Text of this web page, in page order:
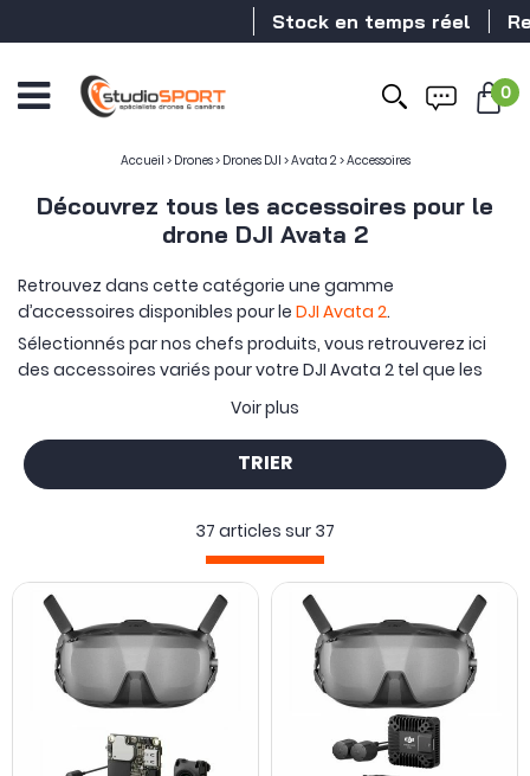
Stock en temps réel
0
Accueil > Drones> Drones DJI >Avata 2>Accessoires
Découvrez tous les accessoires pour le
drone DJI Avata 2
Retrouvez dans cette catégorie une gamme
d’accessoires disponibles pour le DJI Avata 2.
Sélectionnés par nos chefs produits, vous retrouverez ici
des accessoires variés pour votre DJI Avata 2 tel que les
, des accessoires divers et variés ou
encore des pistes de décollage/atterrissage. Vous
retrouverez également des
pour le
DJI Avata 2.
l'usage de votre droneen prolongeant sa durée de vol ou
en améliorant votre confort de pilotage.
Voir plus
TRIER
37 articles sur 37